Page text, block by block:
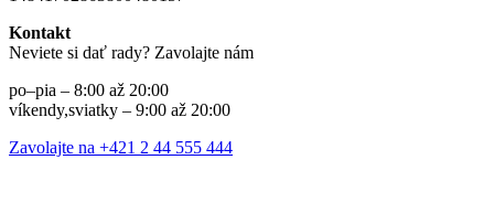
Kontakt
Neviete si dať rady? Zavolajte nám
po–pia – 8:00 až 20:00
víkendy,sviatky – 9:00 až 20:00
Zavolajte na +421 2 44 555 444